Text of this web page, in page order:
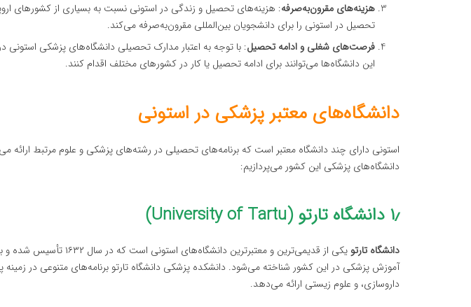
هزینه‌های مقرون‌به‌صرفه: هزینه‌های تحصیل و زندگی در استونی نسبت به بسیاری از کشورهای
تحصیل در استونی را برای دانشجویان بین‌المللی مقرون‌به‌صرفه می‌کند.
فرصت‌های شغلی و ادامه تحصیل: با توجه به اعتبار مدارک تحصیلی دانشگاه‌های پزشکی استونی
این دانشگاه‌ها می‌توانند برای ادامه تحصیل یا کار در کشورهای مختلف اقدام کنند.
دانشگاه‌های معتبر پزشکی در استونی
استونی دارای چند دانشگاه معتبر است که برنامه‌های تحصیلی در رشته‌های پزشکی و علوم مرتبط ارائه
دانشگاه‌های پزشکی این کشور می‌پردازیم:
۱٫ دانشگاه تارتو (University of Tartu)
دانشگاه تارتو
یکی از قدیمی‌ترین و معتبرترین
آموزش پزشکی در این کشور شناخته می‌شود. دانشکده پزشکی دانشگاه تارتو برنامه‌های متنوعی در زمینه
داروسازی، و علوم زیستی ارائه می‌دهد.